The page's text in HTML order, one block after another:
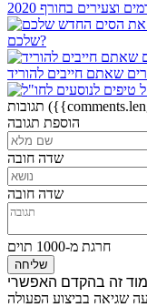
שלכם?
שאתם חייבים להוריד
תגובות
הוספת תגובה
שדה חובה
שדה חובה
חרגת מ-1000 תוים
שליחה
זה בהקדם האפשרי
שגיאה בביצוע הפעולה